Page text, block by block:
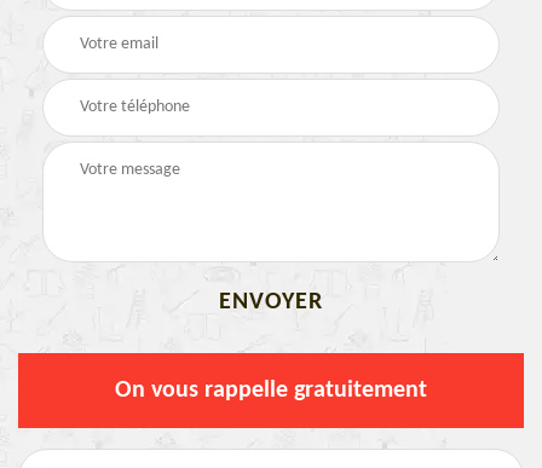
On vous rappelle gratuitement